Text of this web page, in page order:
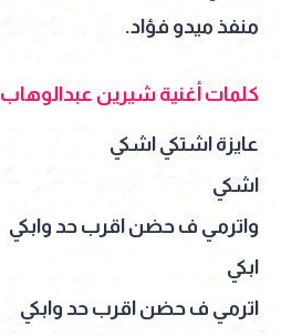
منفذ ميدو فؤاد.
كلمات أغنية شيرين عبدالوهاب
عايزة اشتكي اشكي
اشكي
واترمي ف حضن اقرب حد وابكي
ابكي
اترمي ف حضن اقرب حد وابكي